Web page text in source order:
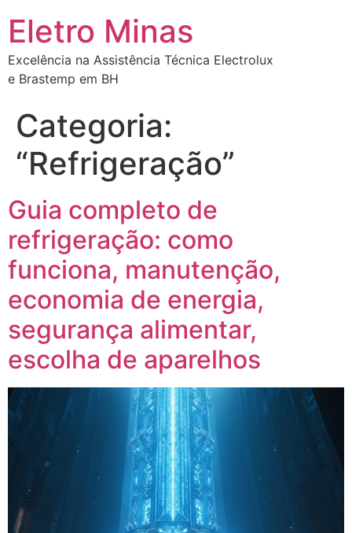
Eletro Minas
Excelência na Assistência Técnica Electrolux
e Brastemp em BH
Categoria:
“Refrigeração”
Guia completo de
refrigeração: como
funciona, manutenção,
economia de energia,
segurança alimentar,
escolha de aparelhos